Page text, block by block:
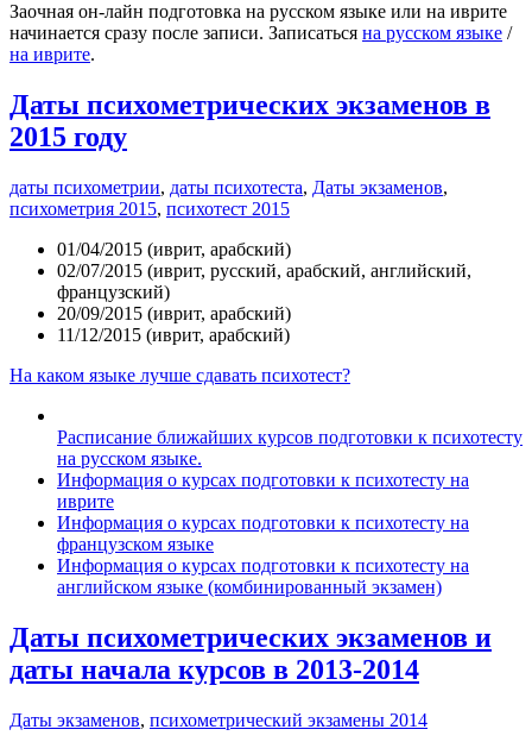
Заочная он-лайн подготовка на русском языке или на иврите
начинается сразу после записи. Записаться на русском языке /
на иврите.
Даты психометрических экзаменов в
2015 году
даты психометрии, даты психотеста, Даты экзаменов,
психометрия 2015, психотест 2015
01/04/2015 (иврит, арабский)
02/07/2015 (иврит, русский, арабский, английский,
французский)
20/09/2015 (иврит, арабский)
11/12/2015 (иврит, арабский)
На каком языке лучше сдавать психотест?
Расписание ближайших курсов подготовки к психотесту
на русском языке.
Информация о курсах подготовки к психотесту на
иврите
Информация о курсах подготовки к психотесту на
французском языке
Информация о курсах подготовки к психотесту на
английском языке (комбинированный экзамен)
Даты психометрических экзаменов и
даты начала курсов в 2013-2014
Даты экзаменов, психометрический экзамены 2014